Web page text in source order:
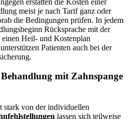
meist je nach Tarif ganz oder
die Bedingungen prüfen. In jedem
Rücksprache mit der
einen Heil- und Kostenplan
Patienten auch bei der
mit Zahnspange
stark von der individuellen
lassen sich teilweise